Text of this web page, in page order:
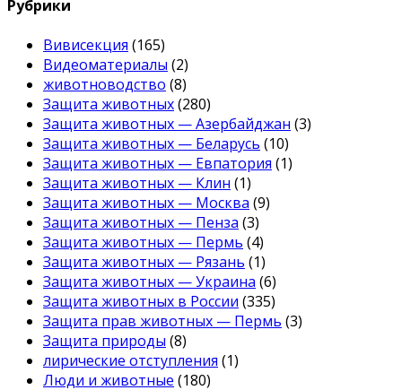
Рубрики
Вивисекция (165)
Видеоматериалы (2)
животноводство (8)
Защита животных(280)
Защита животных — Азербайджан (3)
Защита животных — Беларусь (10)
Защита животных — Евпатория (1)
Защита животных — Клин (1)
Защита животных — Москва (9)
Защита животных — Пенза (3)
Защита животных — Пермь (4)
Защита животных — Рязань (1)
Защита животных — Украина (6)
Защита животных в России (335)
Защита прав животных — Пермь (3)
Защита природы (8)
лирические отступления (1)
Люди и животные (180)